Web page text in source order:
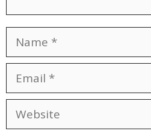
Name
Email
Website